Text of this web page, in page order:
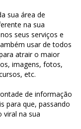
sua área de
na sua
seus serviços e
usar de todos
atrair o maior
imagens, fotos,
etc.
de informação
para que, passando
viral na sua